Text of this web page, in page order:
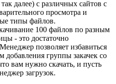
далее) с различных сайтов с
просмотра и
типы файлов.
100 файлов по разным
- это достаточно
позволяет избавиться
добавления группы закачек со
вам нужно скачать, и пусть
загрузок.